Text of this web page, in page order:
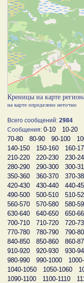
Креницы на карте
на карте определено неточно
Всего сообщений: 2984
Сообщения: 0-10 10-20
70-80
80-90 90-100
140-150
150-160 160-
210-220
220-230 230-
280-290
290-300 300-
350-360
360-370 370-
420-430
430-440 440-
490-500
500-510 510-
560-570
570-580 580-
630-640
640-650 650-
700-710
710-720 720-
770-780
780-790 790-
840-850
850-860 860-
910-920
920-930 930-
980-990
990-1000
1040-1050
1050-1060
1090-1100
1100-1110